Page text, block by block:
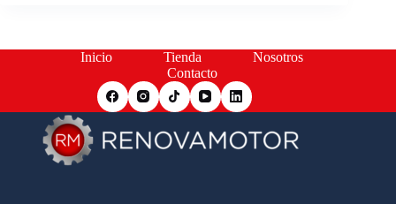
Inicio Tienda
Nosotros
Contacto